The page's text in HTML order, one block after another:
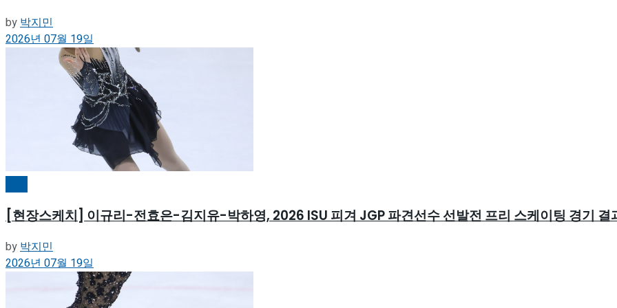
by박지민
2026년 07월 19일
[현장스케치] 이규리-전효은-김지유-박하영, 2026 ISU 피겨 JGP 파견선수 선발전 프리 스케이팅 경기 결
by 박지민
2026년 07월 19일